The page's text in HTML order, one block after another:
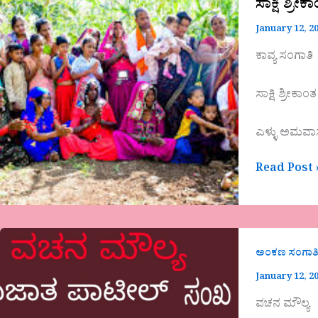
ಸಾಕ್ಷಿ
January 12,
ಕಾವ್ಯ ಸಂಗಾತಿ
ಸಾಕ್ಷಿ
ಎಳ್ಳು
ಕವಿತೆ-
ಎಳ್ಳು
ಅಮವಾಸ್ಯೆ
Read Post
ಅಂಕಣ ಸಂಗಾತಿ
January 12,
ವಚನ ಮೌಲ್ಯ